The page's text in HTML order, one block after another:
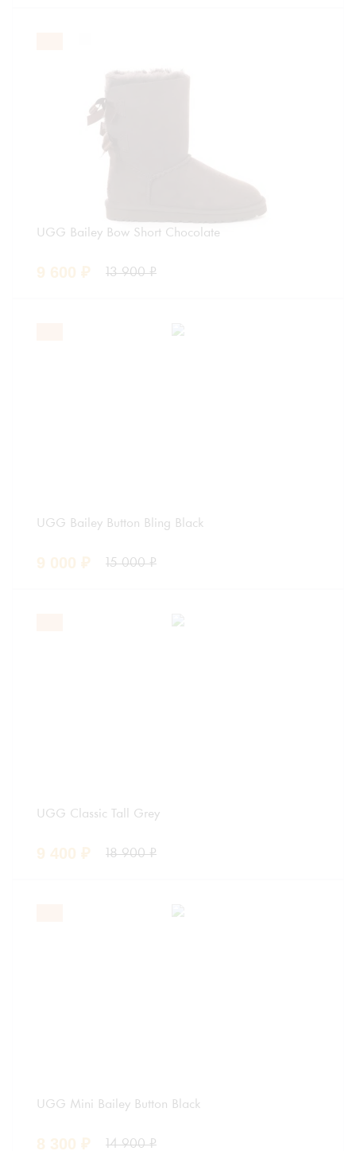
UGG Bailey Bow Short Chocolate
9 600 ₽ 13 900₽
UGG Bailey Button Bling Black
9 000 ₽ 15 000₽
UGG Classic Tall Grey
9 400 ₽ 18 900₽
UGG Mini Bailey Button Black
8 300 ₽ 14 900₽